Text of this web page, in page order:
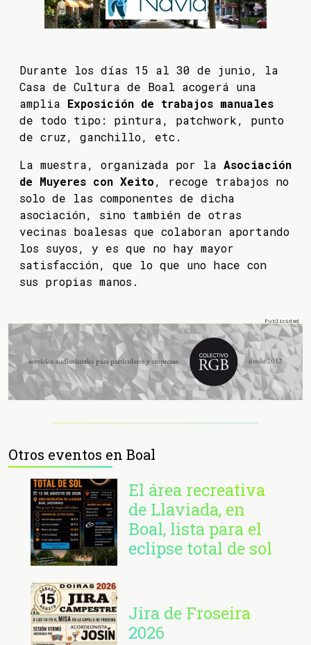
Durante los días 15 al 30 de junio, la
Casa de Cultura de Boal acogerá una
amplia Exposición de trabajos manuales
de todo tipo: pintura, patchwork, punto
de cruz, ganchillo, etc.
La muestra, organizada por la Asociación
de Muyeres con Xeito, recoge trabajos no
solo de las componentes de dicha
asociación, sino también de otras
vecinas boalesas que colaboran aportando
los suyos, y es que no hay mayor
satisfacción, que lo que uno hace con
sus propias manos.
Otros eventos en Boal
El área recreativa
de Llaviada, en
Boal, lista para el
eclipse total de sol
Jira de Froseira
2026